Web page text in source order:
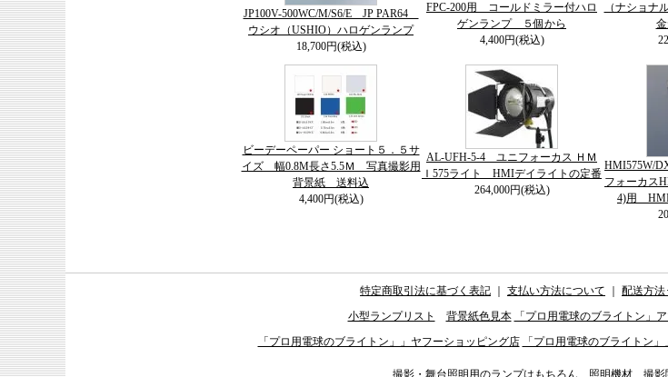
JP100V-500WC/M/S6/E JP PAR64
ウシオ（USHIO）ハロゲンランプ
18,700円(税込)
FPC-200用 コールドミラー付ハロ
ゲンランプ ５個から
4,400円(税込)
（ナショナ
ビーデーペーパー ショート５．５サ
イズ 幅0.8M長さ5.5Ｍ 写真撮影用
背景紙 送料込
4,400円(税込)
AL-UFH-5-4 ユニフォーカス ＨＭ
Ｉ575ライト HMIデイライトの定番
264,000円(税込)
HMI575W/
フォーカス
4)用 HMI
特定商取引法に基づく表記 支払い方法について 配送方法
小型ランプリスト
背景紙色見本 「プロ用電球のブライトン」
「プロ用電球のブライトン」」ヤフーショッピング店
「プロ用電球のブライトン